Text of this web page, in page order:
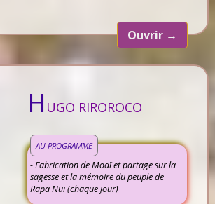
Ouvrir →
H UGO RIROROCO
AU PROGRAMME
- Fabrication de Moaï et partage sur la
sagesse et la mémoire du peuple de
Rapa Nui (chaque jour)